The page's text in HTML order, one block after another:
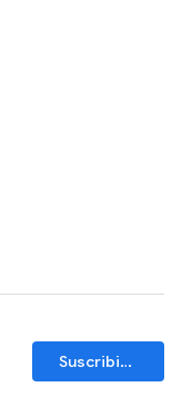
Suscribirse